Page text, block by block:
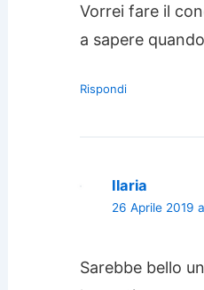
Vorrei fare il
a sapere
Rispondi
Ilaria
26 Aprile 2019
Sarebbe bello